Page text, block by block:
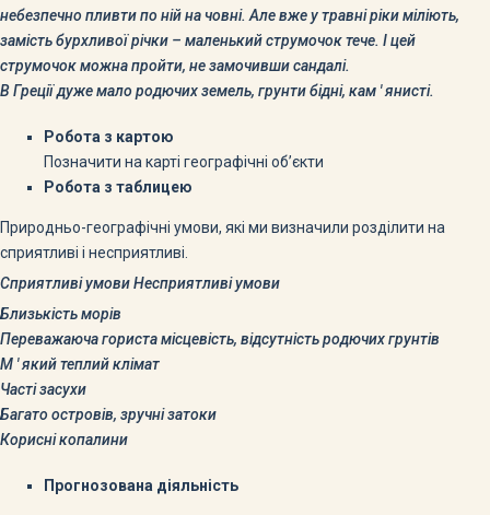
небезпечно пливти по ній на човні. Але вже у травні ріки міліють,
замість бурхливої річки – маленький струмочок тече. І цей
струмочок можна пройти, не замочивши сандалі.
В Греції дуже мало родючих земель, грунти бідні, кам ' янисті.
Робота з картою
Позначити на карті географічні об’єкти
Робота з таблицею
Природньо-географічні умови, які ми визначили розділити на
сприятливі і несприятливі.
Сприятливі умовиНесприятливі умови
Близькість морів
Переважаюча гориста місцевість, відсутність родючих грунтів
М ' який теплий клімат
Часті засухи
Багато островів, зручні затоки
Корисні копалини
Прогнозована діяльність